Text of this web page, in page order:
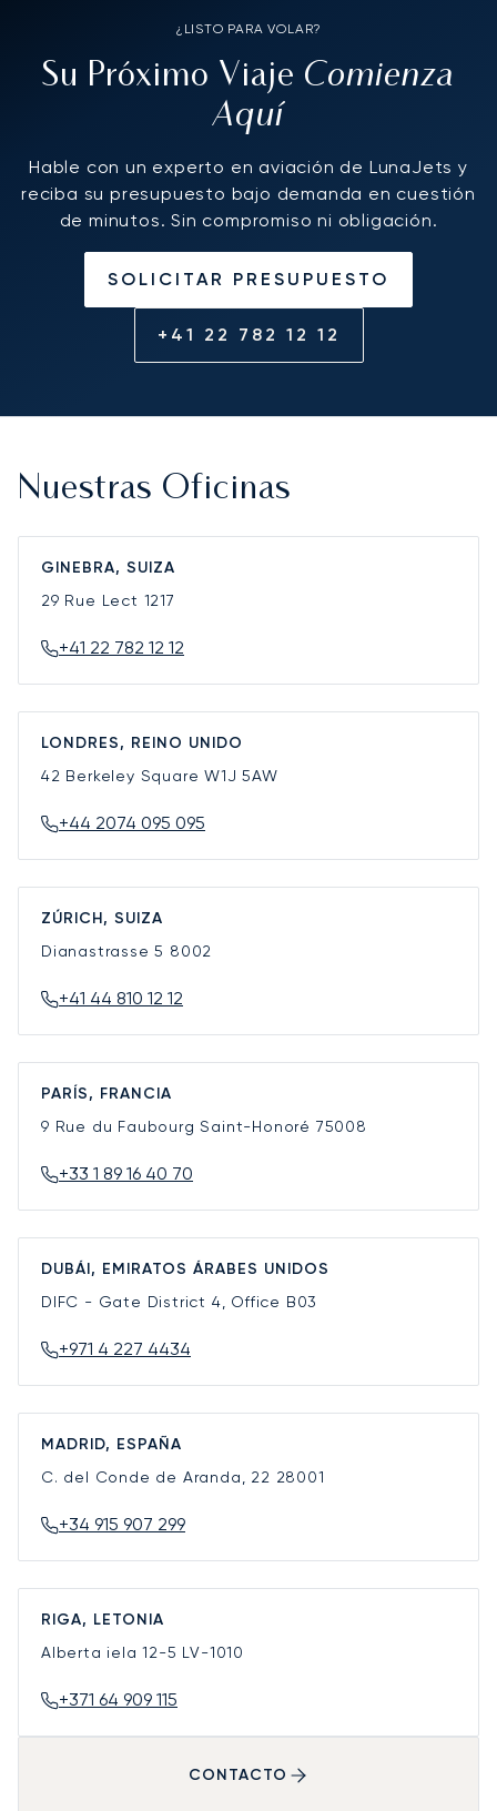
¿LISTO PARA VOLAR?
Su Próximo Viaje Comienza
Aquí
Hable con un experto en aviación de LunaJets y
reciba su presupuesto bajo demanda en cuestión
de minutos. Sin compromiso ni obligación.
SOLICITAR PRESUPUESTO
+41 22 782 12 12
Nuestras Oficinas
GINEBRA, SUIZA
29 Rue Lect 1217
+41 22 782 12 12
LONDRES, REINO UNIDO
42 Berkeley SquareW1J 5AW
+44 2074 095 095
ZÚRICH, SUIZA
Dianastrasse 5 8002
+41 44 810 12 12
PARÍS, FRANCIA
9 Rue du Faubourg Saint-Honoré 75008
+33 1 89 16 40 70
DUBÁI, EMIRATOS ÁRABES UNIDOS
DIFC - Gate District 4, Office B03
+971 4 227 4434
MADRID, ESPAÑA
C. del Conde de Aranda, 22 28001
+34 915 907 299
RIGA, LETONIA
Alberta iela 12-5 LV-1010
+371 64 909 115
CONTACTO